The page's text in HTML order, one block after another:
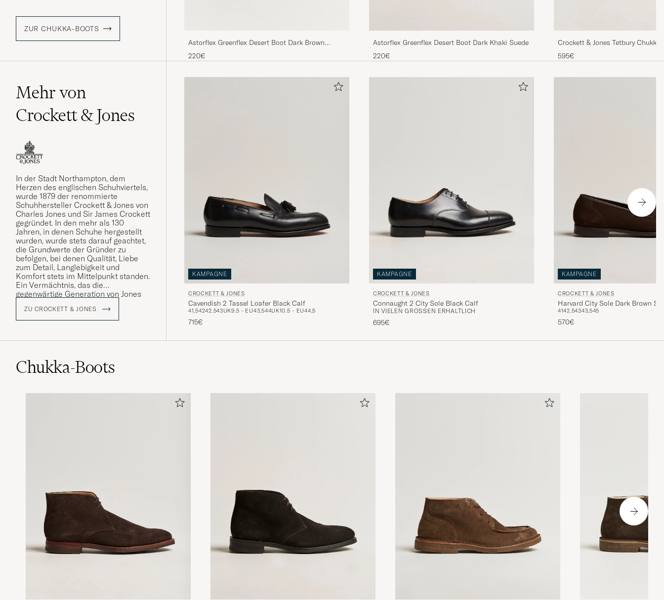
ZUR CHUKKA-BOOTS
Astorflex Greenflex Desert Boot Dark Brown
Suede
220€
Astorflex Greenflex Desert Boot Dark Khaki Suede
220€
Crockett & Jones Tetbury Chukka
Suede
595€
Mehr von
Crockett & Jones
In der Stadt Northampton, dem
Herzen des englischen Schuhviertels,
wurde 1879 der renommierte
Schuhhersteller Crockett & Jones von
Charles Jones und Sir James Crockett
gegründet. In den mehr als 130
Jahren, in denen Schuhe hergestellt
wurden, wurde stets darauf geachtet,
die Grundwerte der Gründer zu
befolgen, bei denen Qualität, Liebe
zum Detail, Langlebigkeit und
Komfort stets im Mittelpunkt standen.
Ein Vermächtnis, das die
gegenwärtige Generation von Jones
ZU CROCKETT & JONES
KAMPAGNE
CROCKETT & JONES
Cavendish 2 Tassel Loafer Black Calf
41,54242,543UK9.5 - EU43,544UK10.5 - EU44,5
715€
KAMPAGNE
CROCKETT & JONES
Connaught 2 City Sole Black Calf
IN VIELEN GRÖSSEN ERHÄLTLICH
695€
KAMPAGNE
CROCKETT & JONES
Harvard City Sole Dark Brown
4142,54343,545
570€
Chukka-Boots